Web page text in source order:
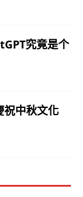
究竟是个
祝中秋文化